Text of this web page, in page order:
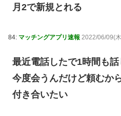
月2で新規とれる
84: マッチングアプリ速報 2022/06/09(
最近電話したで1時間も話
今度会うんだけど頼むか
付き合いたい